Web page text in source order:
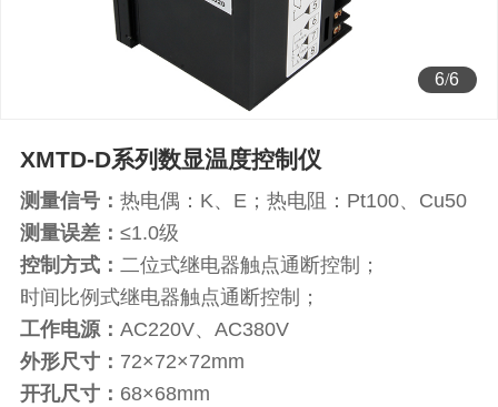
6/6
XMTD-D系列数显温度控制仪
测量信号： 热电偶：K、E；热电阻：Pt100、Cu50
测量误差： ≤1.0级
控制方式： 二位式继电器触点通断控制；
时间比例式继电器触点通断控制；
工作电源： AC220V、AC380V
外形尺寸： 72×72×72mm
开孔尺寸： 68×68mm